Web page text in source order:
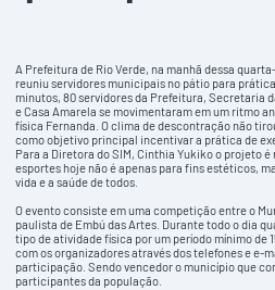
A Prefeitura de Rio Verde, na manhã dessa
reuniu servidores municipais no pátio para
minutos, 80 servidores da Prefeitura, Secretaria
e Casa Amarela se movimentaram em um ritmo
física Fernanda. O clima de descontração não
como objetivo principal incentivar a prática de
Para a Diretora do SIM, Cinthia Yukiko o projeto
esportes hoje não é apenas para fins estéticos,
vida e a saúde de todos.
O evento consiste em uma competição entre o
paulista de Embú das Artes. Durante todo o dia
tipo de atividade física por um período mínimo de
com os organizadores através dos telefones e e-
participação. Sendo vencedor o município que
participantes da população.